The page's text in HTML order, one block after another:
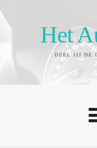
Het
DEEL JIJ DE